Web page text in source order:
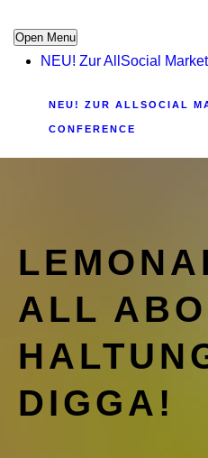
Open Menu
NEU! Zur AllSocial
NEU! ZUR ALLSOCIAL
CONFERENCE
ALL
DIGGA!